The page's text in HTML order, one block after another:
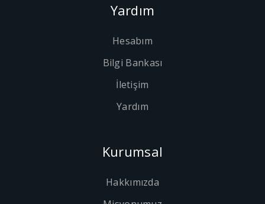
Yardım
Hesabım
Bilgi Bankası
İletişim
Yardım
Kurumsal
Hakkımızda